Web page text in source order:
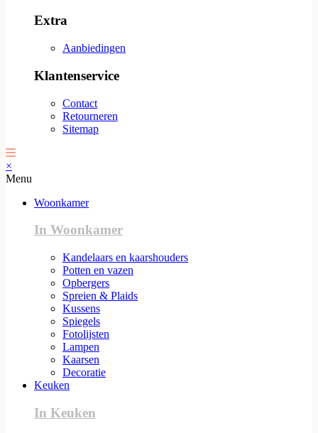
Extra
Aanbiedingen
Klantenservice
Contact
Retourneren
Sitemap
×
Menu
Woonkamer
In Woonkamer
Kandelaars en kaarshouders
Potten en vazen
Opbergers
Spreien & Plaids
Kussens
Spiegels
Fotolijsten
Lampen
Kaarsen
Decoratie
Keuken
In Keuken